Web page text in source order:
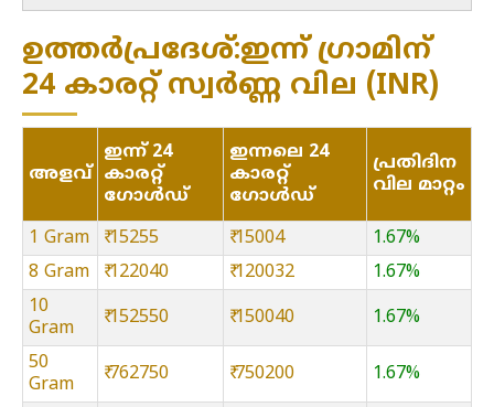
ഉത്തർപ്രദേശ്:ഇന്ന് ഗ്രാമിന്
24 കാരറ്റ് സ്വർണ്ണ വില (INR)
അളവ്
ഇന്ന് 24
കാരറ്റ്
ഗോൾഡ്
ഇന്നലെ 24
കാരറ്റ്
ഗോൾഡ്
പ്രതിദിന
വില മാറ്റം
1 Gram ₹ 15255 ₹ 15004
1.67%
8 Gram
₹ 122040 ₹ 120032
1.67%
10
Gram
₹ 152550 ₹ 150040 1.67%
50
Gram
₹ 762750 ₹ 750200 1.67%